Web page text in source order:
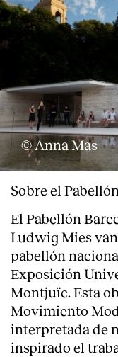
© Anna Mas
Sobre el
El Pabellón
Ludwig Mies
pabellón
Exposición
Montjuïc. Esta
Movimiento
interpretada de
inspirado el